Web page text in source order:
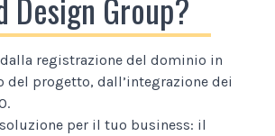
registrazione del dominio in
progetto, dall’integrazione dei
per il tuo business: il